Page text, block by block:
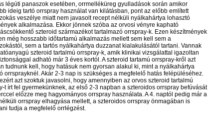
légúti panaszok esetében, orrmelléküreg gyulladások során amikor
ideig tartó orrspray használat van kilátásban, pont az előbb említett
veszélye miatt nem javasolt recept nélküli nyálkahártya lohasztó
alkalmazása. Ekkor jönnek szóba az orvosi vényre kapható
szteroid származékot tartalmazó orrspray-k. Ezen készítmények
még hosszabb időtartamú alkalmazás mellett sem kell sem a
sem a tartós nyálkahártya duzzanat kialakulásától tartani. Vannak
szteroid tartalmú orrspray-k, amik klinikai vizsgálattal igazoltan
adható már 3 éves kortól. A szteroid tartamú orrspray-kről azt
tudnunk kell, hogy hatásuk nem gyorsan alakul ki, mint a nyálkahártya
orrsprayknél. Akár 2-3 nap is szükséges a megfelelő hatás felépüléséhez.
azt szoktuk javasolni, hogy amennyiben az orvos szteroid tartalmú
t írt fel gyermekünknek, az első 2-3 napban a szteroidos orrspray befúvását
előzze meg hagyományos orrspray használata. A 4. naptól pedig már a
orrspray elhagyása mellett, a szteroidos orrspray önmagában is
tudja a megfelelő orrlégzést.